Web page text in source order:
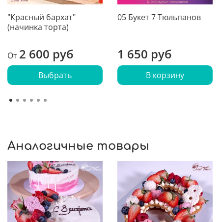
"Красный бархат"
(начинка торта)
От 2 600 руб
Выбрать
05 Букет 7 Тюльпанов
1 650 руб
В корзину
Аналогичные товары